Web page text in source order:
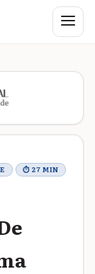
Abrir
⏱ 27 MIN